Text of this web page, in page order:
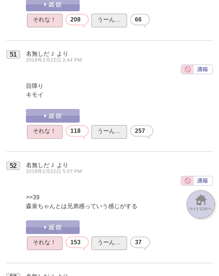
それな！ 208 うーん… 66
51 名無しだＪ より
2016年2月22日 2:44 PM
目障り
キモイ
それな！ 118 うーん… 257
52 名無しだＪ より
2016年2月22日 5:07 PM
>>39
森泉ちゃんとは兄弟感っていう感じがする
それな！ 153 うーん… 37